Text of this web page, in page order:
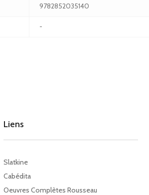
9782852035140
-
Liens
Slatkine
Cabédita
Oeuvres Complètes Rousseau